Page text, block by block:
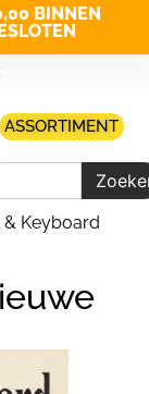
BINNEN
ASSORTIMENT
Keyboard